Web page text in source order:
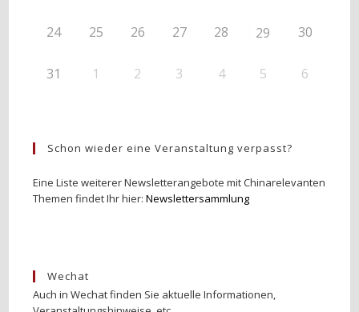
24 25 26 27 28 29 30
31 1 2 3 4 5 6
Schon wieder eine Veranstaltung verpasst?
Eine Liste weiterer Newsletterangebote mit Chinarelevanten
Themen findet Ihr hier:Newslettersammlung
Wechat
Auch in Wechat finden Sie aktuelle Informationen,